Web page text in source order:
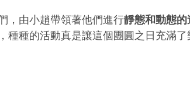
，由小趙帶領著他們進行靜態和動態的
，種種的活動真是讓這個團圓之日充滿了